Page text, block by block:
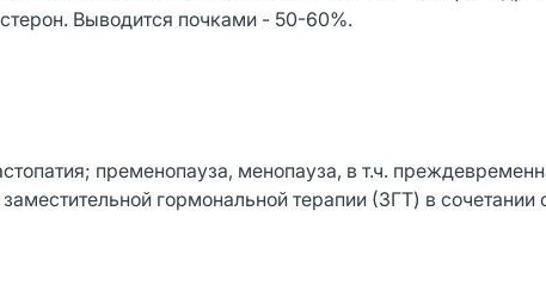
Выводится почками - 50-60%.
пременопауза, менопауза, в т.ч.
гормональной терапии (ЗГТ) в сочетании